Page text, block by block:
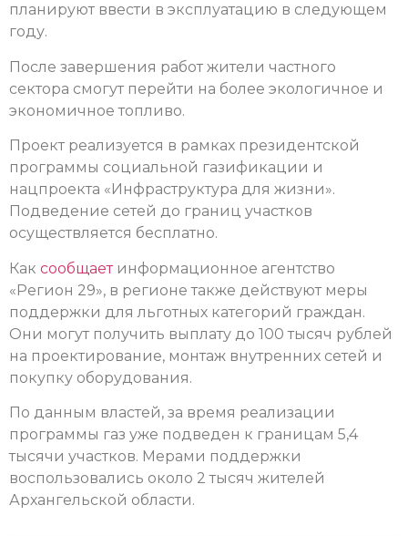
планируют ввести в эксплуатацию в следующем
году.
После завершения работ жители частного
сектора смогут перейти на более экологичное и
экономичное топливо.
Проект реализуется в рамках президентской
программы социальной газификации и
нацпроекта «Инфраструктура для жизни».
Подведение сетей до границ участков
осуществляется бесплатно.
Как сообщаетинформационное агентство
«Регион 29», в регионе также действуют меры
поддержки для льготных категорий граждан.
Они могут получить выплату до 100 тысяч рублей
на проектирование, монтаж внутренних сетей и
покупку оборудования.
По данным властей, за время реализации
программы газ уже подведен к границам 5,4
тысячи участков. Мерами поддержки
воспользовались около 2 тысяч жителей
Архангельской области.